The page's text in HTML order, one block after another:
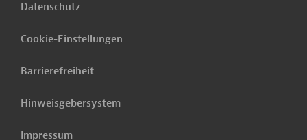
Datenschutz
Cookie-Einstellungen
Barrierefreiheit
Hinweisgebersystem
Impressum